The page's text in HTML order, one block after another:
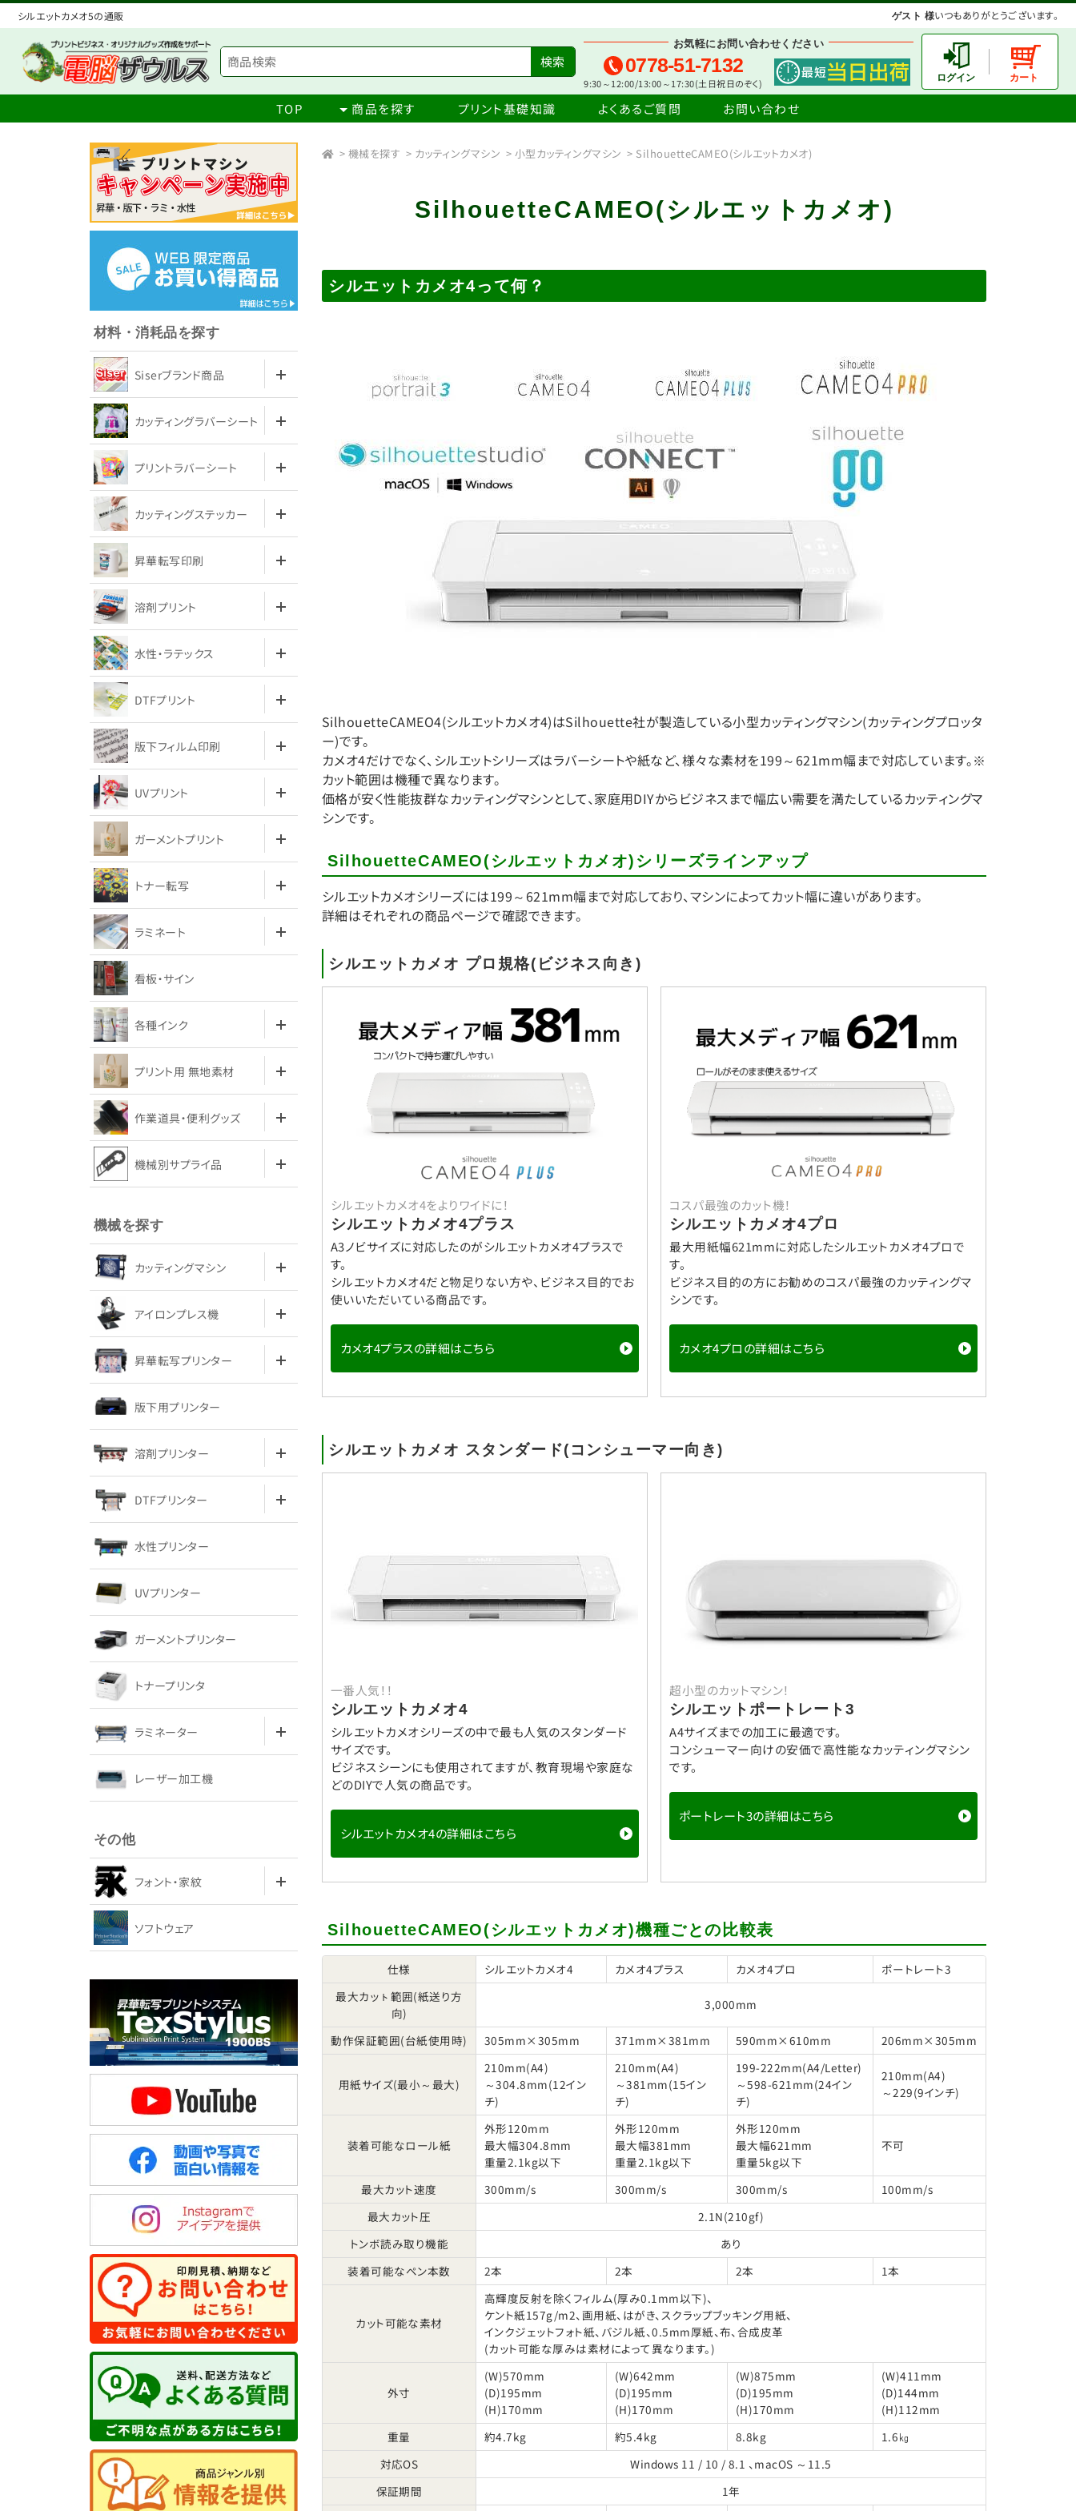
シルエットカメオ5の通販 ゲスト 様いつもありがとうございます。
お気軽にお問い合わせください
0778-51-7132
9:30～12:00/13:00～17:30(土日祝日のぞく)
TOP 商品を探す プリント基礎知識 よくあるご質問 お問い合わせ
> 機械を探す > カッティングマシン > 小型カッティングマシン > SilhouetteCAMEO(シルエットカメオ)
SilhouetteCAMEO(シルエットカメオ)
シルエットカメオ4って何？
SilhouetteCAMEO4(シルエットカメオ4)はSilhouette社が製造している小型カッティングマシン(カッティングプロッタ
ー)です。
カメオ4だけでなく、シルエットシリーズはラバーシートや紙など、様々な素材を199～621mm幅まで対応しています。※
カット範囲は機種で異なります。
価格が安く性能抜群なカッティングマシンとして、家庭用DIYからビジネスまで幅広い需要を満たしているカッティングマ
シンです。
SilhouetteCAMEO(シルエットカメオ)シリーズラインアップ
シルエットカメオシリーズには199～621mm幅まで対応しており、マシンによってカット幅に違いがあります。
詳細はそれぞれの商品ページで確認できます。
シルエットカメオ プロ規格(ビジネス向き)
シルエットカメオ4をよりワイドに！
シルエットカメオ4プラス
A3ノビサイズに対応したのがシルエットカメオ4プラスで
す。
シルエットカメオ4だと物足りない方や、ビジネス目的でお
使いいただいている商品です。
カメオ4プラスの詳細はこちら
コスパ最強のカット機！
シルエットカメオ4プロ
最大用紙幅621mmに対応したシルエットカメオ4プロで
す。
ビジネス目的の方にお勧めのコスパ最強のカッティングマ
シンです。
カメオ4プロの詳細はこちら
シルエットカメオ スタンダード(コンシューマー向き)
一番人気！！
シルエットカメオ4
シルエットカメオシリーズの中で最も人気のスタンダード
サイズです。
ビジネスシーンにも使用されてますが、教育現場や家庭な
どのDIYで人気の商品です。
シルエットカメオ4の詳細はこちら
超小型のカットマシン！
シルエットポートレート3
A4サイズまでの加工に最適です。
コンシューマー向けの安価で高性能なカッティングマシン
です。
ポートレート3の詳細はこちら
SilhouetteCAMEO(シルエットカメオ)機種ごとの比較表
仕様 シルエットカメオ4 カメオ4プラス カメオ4プロ
ポートレート3
最大カッㇳ範囲(紙送り方
向)
3,000mm
動作保証範囲(台紙使用時) 305mm×305mm 371mm×381mm 590mm×610mm 206mm×305mm
用紙サイズ(最小～最大)
210mm(A4)
～304.8mm(12イン
チ)
210mm(A4)
～381mm(15イン
チ)
199-222mm(A4/Letter)
～598-621mm(24イン
チ)
210mm(A4)
～229(9インチ)
装着可能なロール紙
外形120mm
最大幅304.8mm
重量2.1kg以下
外形120mm
最大幅381mm
重量2.1kg以下
外形120mm
最大幅621mm
重量5kg以下
不可
最大カット速度 300mm/s 300mm/s 300mm/s
100mm/s
最大カット圧
2.1N(210gf)
トンボ読み取り機能
あり
装着可能なペン本数
2本 2本 2本 1本
カット可能な素材
高輝度反射を除くフィルム(厚み0.1mm以下)、
ケント紙157g/m2、画用紙、はがき、スクラップブッキング用紙、
インクジェットフォト紙、バジル紙、0.5mm厚紙、布、合成皮革
(カット可能な厚みは素材によって異なります。)
外寸
(W)570mm
(D)195mm
(H)170mm
(W)642mm
(D)195mm
(H)170mm
(W)875mm
(D)195mm
(H)170mm
(W)411mm
(D)144mm
(H)112mm
重量
約4.7kg 約5.4kg 8.8kg
1.6㎏
対応OS
Windows 11 / 10 / 8.1 、macOS ～11.5
保証期間
1年
材料・消耗品を探す
Siserブランド商品
カッティングラバーシート
プリントラバーシート
カッティングステッカー
昇華転写印刷
溶剤プリント
水性・ラテックス
DTFプリント
版下フィルム印刷
UVプリント
ガーメントプリント
トナー転写
ラミネート
看板・サイン
各種インク
プリント用 無地素材
作業道具・便利グッズ
機械別サプライ品
機械を探す
カッティングマシン
アイロンプレス機
昇華転写プリンター
版下用プリンター
溶剤プリンター
DTFプリンター
水性プリンター
UVプリンター
ガーメントプリンター
トナープリンタ
ラミネーター
レーザー加工機
その他
フォント・家紋
ソフトウェア